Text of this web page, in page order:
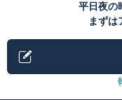
平日夜の
まずは